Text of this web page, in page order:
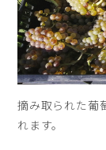
摘み取られた葡
れます。